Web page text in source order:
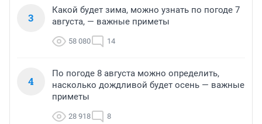
3
Какой будет зима, можно узнать по погоде 7
августа, — важные приметы
58 080 14
4
По погоде 8 августа можно определить,
насколько дождливой будет осень — важные
приметы
28 918 8